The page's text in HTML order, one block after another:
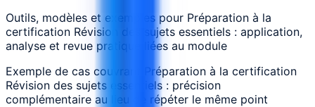
Outils, modèles et exemples pour Préparation à la
certification Révision des sujets essentiels : application,
analyse et revue pratique liées au module
Exemple de cas couvrant Préparation à la certification
Révision des sujets essentiels : précision
complémentaire au lieu de répéter le même point